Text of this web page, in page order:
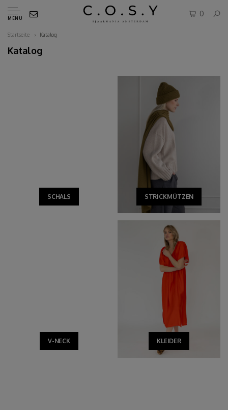
MENU
0
Startseite Katalog
Katalog
SCHALS STRICKMÜTZEN
V-NECK KLEIDER